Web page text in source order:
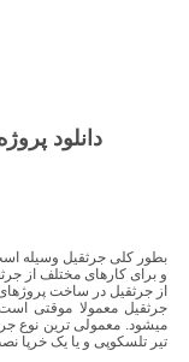
بطور کلی جرثقیل وسیله است
و برای کارهای مختلف از
از جرثقیل در ساخت
جرثقیل معمولا موقتی
میشود. معمولی ترین نوع
تیر تلسکوپی و یا یک خرپا